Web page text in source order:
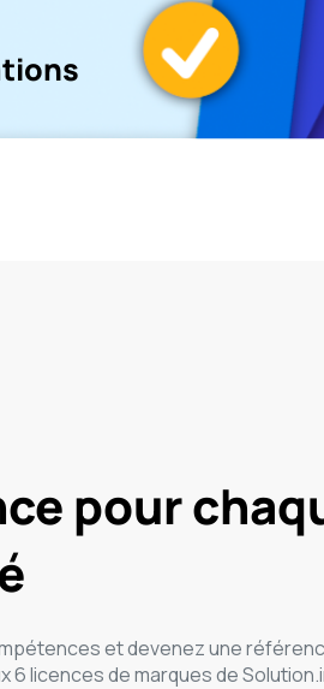
pour
et devenez une
6 licences de marques de